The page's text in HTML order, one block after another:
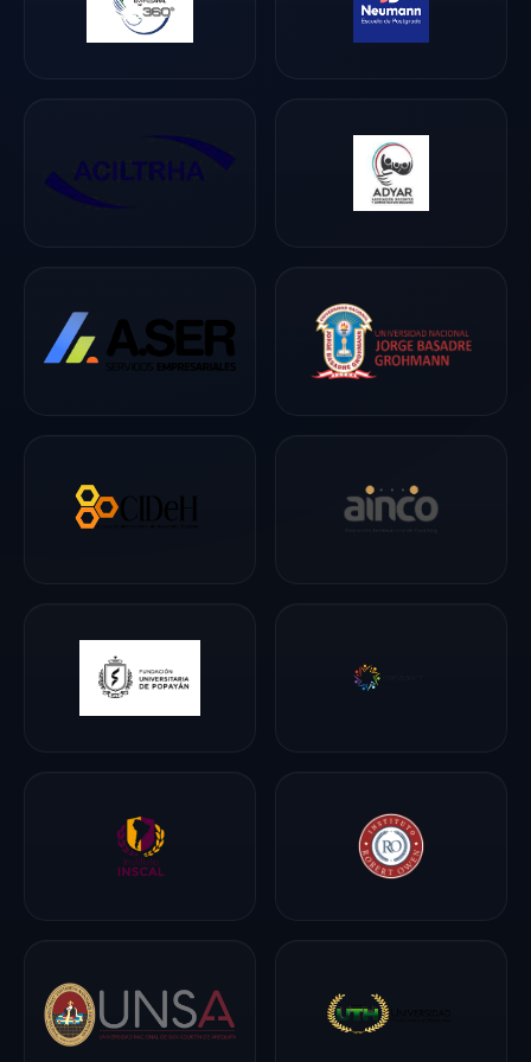
de inspirar, formar
criterio y construir
relaciones de
conversaciones
maduras, dejan
convertir cultura y
concreta.